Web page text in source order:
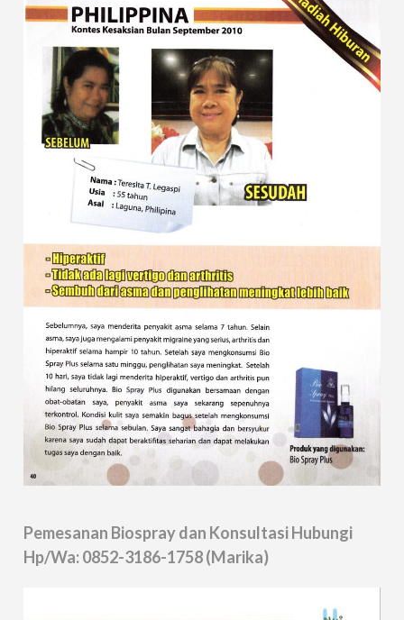
Pemesanan Biospray dan Konsultasi Hubungi
Hp/Wa: 0852-3186-1758 (Marika)